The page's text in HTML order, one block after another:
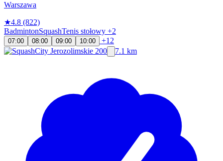
Warszawa
★4.8 (822)
BadmintonSquashTenis stołowy +2
07:00 08:00 09:00 10:00
+12
7.1 km